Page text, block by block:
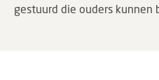
gestuurd die ouders kunnen